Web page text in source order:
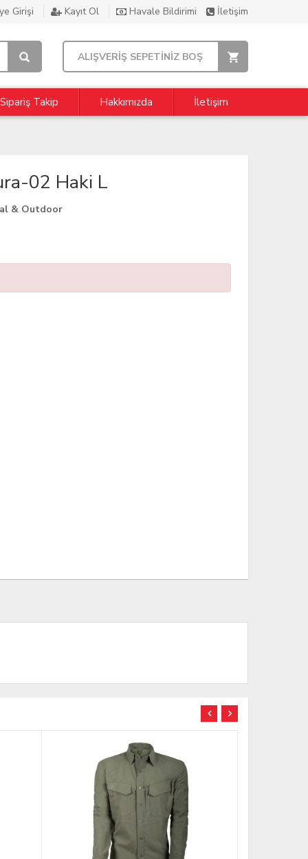
Girişi Kayıt Ol Havale Bildirimi İletişim
ALIŞVERİŞ SEPETİNİZ BOŞ
Sipariş Takip Hakkımızda İletişim
02 Haki L
& Outdoor